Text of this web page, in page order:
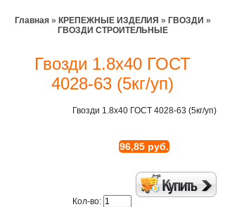
Главная» КРЕПЕЖНЫЕ ИЗДЕЛИЯ » ГВОЗДИ »
ГВОЗДИ СТРОИТЕЛЬНЫЕ
Гвозди 1.8х40 ГОСТ
4028-63 (5кг/уп)
Гвозди 1.8х40 ГОСТ 4028-63 (5кг/уп)
96,85 руб.
Кол-во: